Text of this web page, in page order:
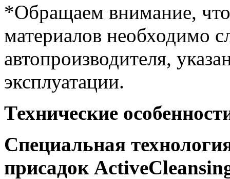
*Обращаем внимание,
материалов необходимо
автопроизводителя,
эксплуатации.
Технические
Специальная
присадок